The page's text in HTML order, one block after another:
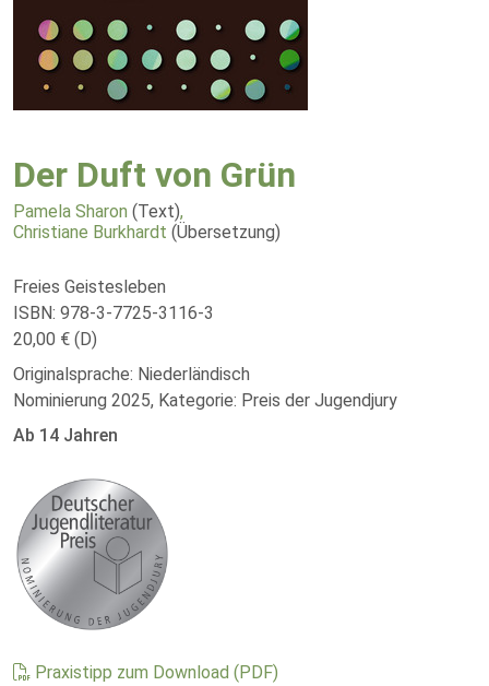
Der Duft von Grün
Pamela Sharon (Text),
Christiane Burkhardt (Übersetzung)
Freies Geistesleben
ISBN: 978-3-7725-3116-3
20,00 € (D)
Originalsprache: Niederländisch
Nominierung 2025, Kategorie: Preis der Jugendjury
Ab 14 Jahren
Praxistipp zum Download (PDF)